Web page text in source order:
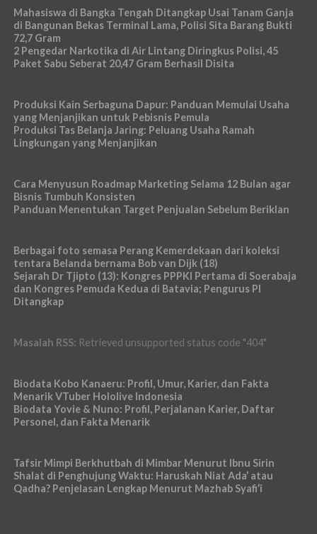
Mahasiswa di Bangka Tengah Ditangkap Usai Tanam Ganja
di Bangunan Bekas Terminal Lama, Polisi Sita Barang Bukti
72,7 Gram
2 Pengedar Narkotika di Air Lintang Diringkus Polisi, 45
Paket Sabu Seberat 20,47 Gram Berhasil Disita
Produksi Kain Serbaguna Dapur: Panduan Memulai Usaha
yang Menjanjikan untuk Pebisnis Pemula
Produksi Tas Belanja Jaring: Peluang Usaha Ramah
Lingkungan yang Menjanjikan
Cara Menyusun Roadmap Marketing Selama 12 Bulan agar
Bisnis Tumbuh Konsisten
Panduan Menentukan Target Penjualan Sebelum Beriklan
Berbagai foto semasa Perang Kemerdekaan dari koleksi
tentara Belanda bernama Bob van Dijk (18)
Sejarah Dr Tjipto (13): Kongres PPPKI Pertama di Soerabaja
dan Kongres Pemuda Kedua di Batavia; Pengurus PI
Ditangkap
Masalah RSS: Retrieved unsupported status code "404"
Biodata Kobo Kanaeru: Profil, Umur, Karier, dan Fakta
Menarik VTuber Hololive Indonesia
Biodata Yovie & Nuno: Profil, Perjalanan Karier, Daftar
Personel, dan Fakta Menarik
Tafsir Mimpi Berkhutbah di Mimbar Menurut Ibnu Sirin
Shalat di Penghujung Waktu: Haruskah Niat Ada’ atau
Qadha? Penjelasan Lengkap Menurut Mazhab Syafi’i